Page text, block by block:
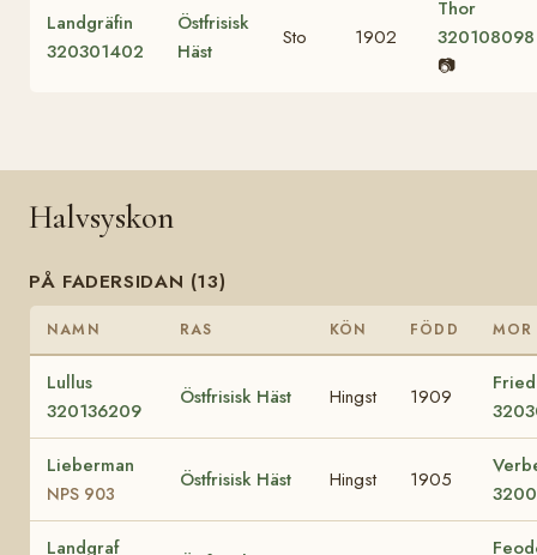
Landgräfin
320301402
Östfrisisk
Häst
Sto 1902
Thor
320108098
📷
Halvsyskon
PÅ FADERSIDAN (13)
NAMN RAS KÖN FÖDD MOR
Lullus
320136209
Östfrisisk Häst Hingst 1909
Lieberman
NPS 903
Östfrisisk Häst Hingst 1905
Landgraf